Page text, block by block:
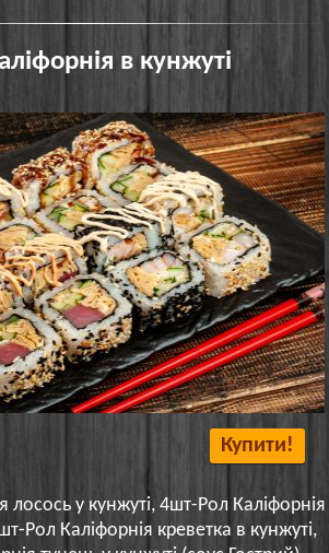
в кунжуті
Купити!
лосось у кунжуті, 4шт-Рол Каліфорнія
Рол Каліфорнія креветка в кунжуті,